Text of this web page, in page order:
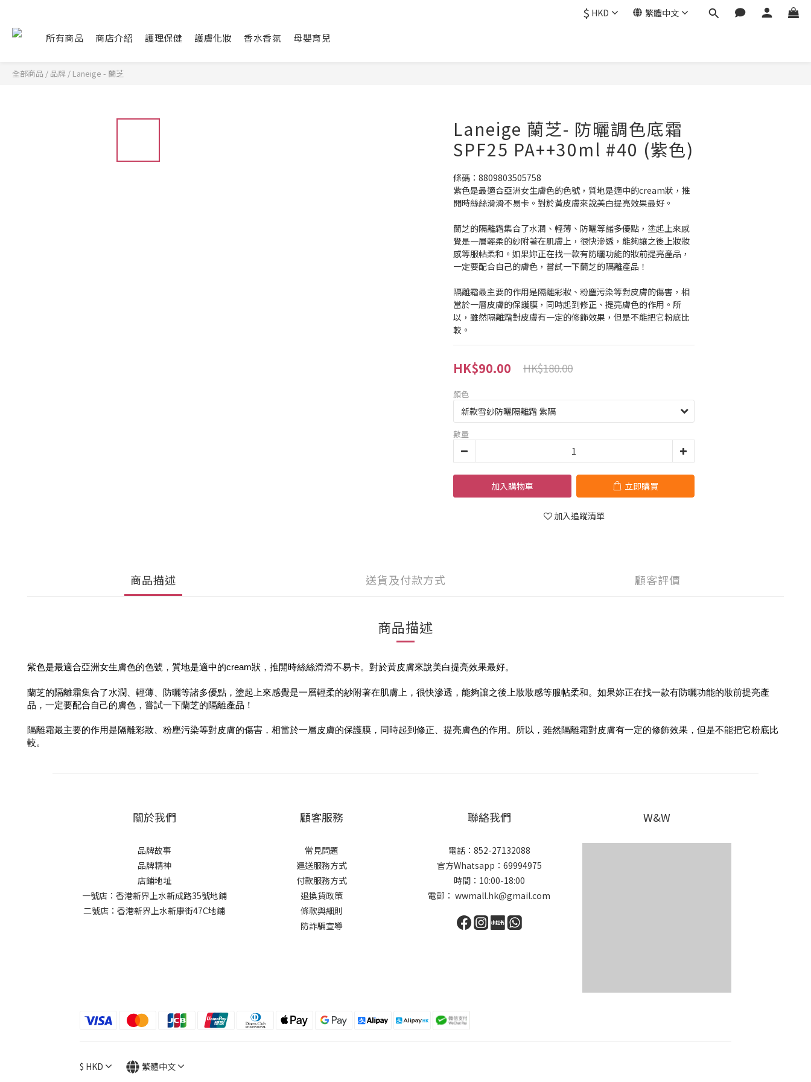
$ HKD 繁體中文
所有商品 商店介紹 護理保健 護膚化妝 香水香氛 母嬰育兒
全部商品 / 品牌 / Laneige - 蘭芝
Laneige 蘭芝- 防曬調色底霜
SPF25 PA++30ml #40 (紫色)
條碼：8809803505758
紫色是最適合亞洲女生膚色的色號，質地是適中的cream狀，推
開時絲絲滑滑不易卡。對於黃皮膚來說美白提亮效果最好。
蘭芝的隔離霜集合了水潤、輕薄、防曬等諸多優點，塗起上來感
覺是一層輕柔的紗附著在肌膚上，很快滲透，能夠讓之後上妝妝
感等服帖柔和。如果妳正在找一款有防曬功能的妝前提亮產品，
一定要配合自己的膚色，嘗試一下蘭芝的隔離產品！
隔離霜最主要的作用是隔離彩妝、粉塵污染等對皮膚的傷害，相
當於一層皮膚的保護膜，同時起到修正、提亮膚色的作用。所
以，雖然隔離霜對皮膚有一定的修飾效果，但是不能把它粉底比
較。
HK$90.00 HK$180.00
顏色
數量
加入購物車 立即購買
加入追蹤清單
商品描述 送貨及付款方式 顧客評價
商品描述
紫色是最適合亞洲女生膚色的色號，質地是適中的cream狀，推開時絲絲滑滑不易卡。對於黃皮膚來說美白提亮效果最好。
蘭芝的隔離霜集合了水潤、輕薄、防曬等諸多優點，塗起上來感覺是一層輕柔的紗附著在肌膚上，很快滲透，能夠讓之後上妝妝感等服帖柔和。如果妳正在找一款有防曬功能的妝前提亮產
品，一定要配合自己的膚色，嘗試一下蘭芝的隔離產品！
隔離霜最主要的作用是隔離彩妝、粉塵污染等對皮膚的傷害，相當於一層皮膚的保護膜，同時起到修正、提亮膚色的作用。所以，雖然隔離霜對皮膚有一定的修飾效果，但是不能把它粉底比
較。
關於我們
品牌故事
品牌精神
店鋪地址
一號店：香港新界上水新成路35號地鋪
二號店：香港新界上水新康街47C地鋪
顧客服務
常見問題
運送服務方式
付款服務方式
退換貨政策
條款與細則
防詐騙宣導
聯絡我們
電話：852-27132088
官方Whatsapp：69994975
時間：10:00-18:00
電郵： wwmall.hk@gmail.com
W&W
$ HKD 繁體中文